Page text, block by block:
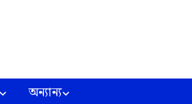
অন্যান্য